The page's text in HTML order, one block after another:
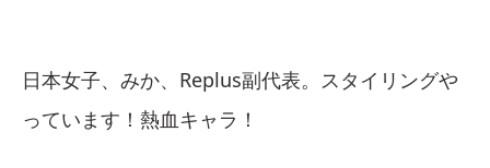
日本女子、みか、Replus副代表。スタイリングや
っています！熱血キャラ！